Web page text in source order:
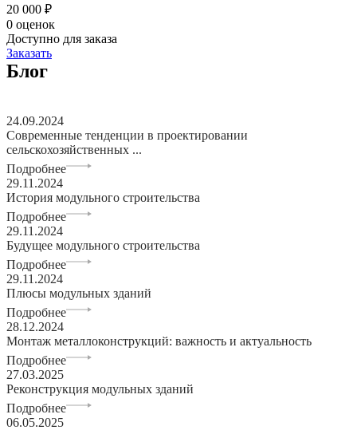
20 000 ₽
0 оценок
Доступно для заказа
Заказать
Блог
24.09.2024
Современные тенденции в проектировании
сельскохозяйственных ...
Подробнее
29.11.2024
История модульного строительства
Подробнее
29.11.2024
Будущее модульного строительства
Подробнее
29.11.2024
Плюсы модульных зданий
Подробнее
28.12.2024
Монтаж металлоконструкций: важность и актуальность
Подробнее
27.03.2025
Реконструкция модульных зданий
Подробнее
06.05.2025